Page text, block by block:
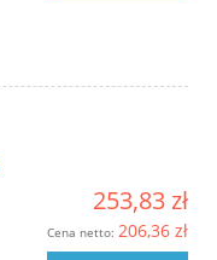
253,83 zł
Cena netto: 206,36 zł